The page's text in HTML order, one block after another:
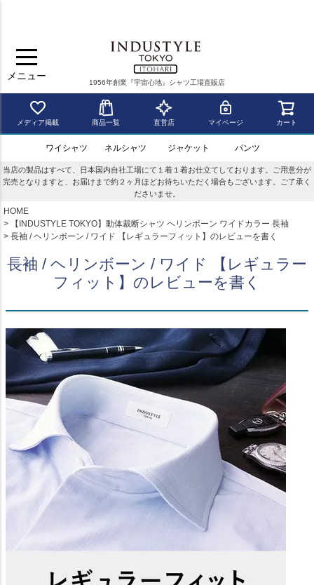
メニュー
1956年創業『宇宙心地』シャツ工場直販店
メディア掲載 商品一覧 直営店 マイページ カート
ワイシャツ ネルシャツ ジャケット パンツ
当店の製品はすべて、日本国内自社工場にて１着１着お仕立てしております。ご用意分が
完売となりますと、お届けまで約２ヶ月ほどお待ちいただく場合もございます。ご了承く
ださいませ。
HOME
【INDUSTYLE TOKYO】動体裁断シャツ ヘリンボーン ワイドカラー 長袖
長袖 / ヘリンボーン / ワイド 【レギュラーフィット】のレビューを書く
長袖 / ヘリンボーン / ワイド 【レギュラー
フィット】のレビューを書く